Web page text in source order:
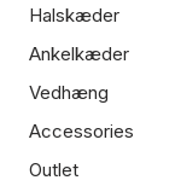
Halskæder
Ankelkæder
Vedhæng
Accessories
Outlet